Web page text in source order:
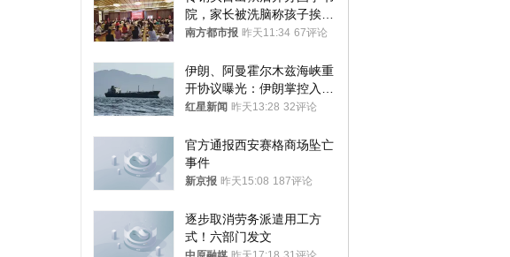
院，家长被洗脑称孩子挨打
才有效果
南方都市报 昨天11:34 67评论
伊朗、阿曼霍尔木兹海峡重
开协议曝光：伊朗掌控入湾
航道，与阿曼平分“服务费”
红星新闻 昨天13:28 32评论
官方通报西安赛格商场坠亡
事件
新京报 昨天15:08 187评论
逐步取消劳务派遣用工方
式！六部门发文